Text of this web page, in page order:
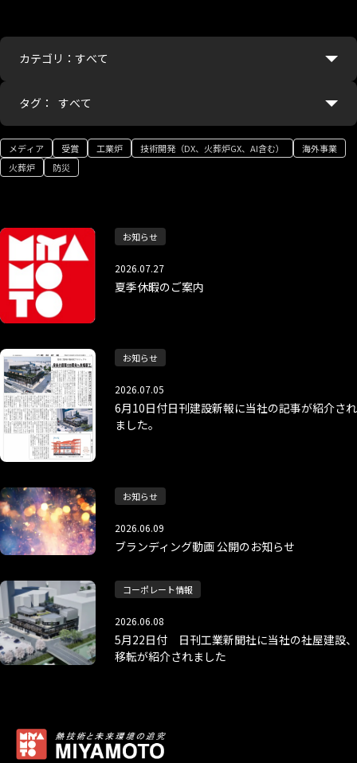
カテゴリ：
タグ：
メディア 受賞 工業炉 技術開発（DX、火葬炉GX、AI含む）
海外事業
火葬炉
防災
お知らせ
2026.07.27
夏季休暇のご案内
お知らせ
2026.07.05
6月10日付日刊建設新報に当社の記事が紹介され
ました。
お知らせ
2026.06.09
ブランディング動画 公開のお知らせ
コーポレート情報
2026.06.08
5月22日付 日刊工業新聞社に当社の社屋建設、
移転が紹介されました